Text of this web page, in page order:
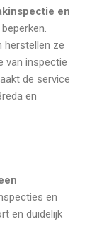
en
herstellen ze
van inspectie
de service
en
en
en duidelijk